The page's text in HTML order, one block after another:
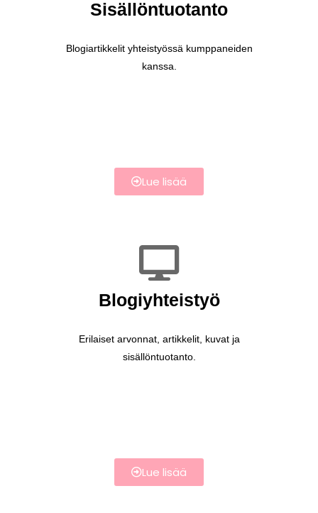
Sisällöntuotanto
Blogiartikkelit yhteistyössä kumppaneiden
kanssa.
Lue lisää
Blogiyhteistyö
Erilaiset arvonnat, artikkelit, kuvat ja
sisällöntuotanto.
Lue lisää